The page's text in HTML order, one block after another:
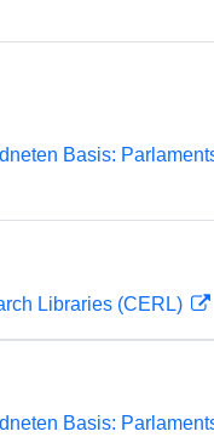
Basis:
Libraries (CERL)
Basis: